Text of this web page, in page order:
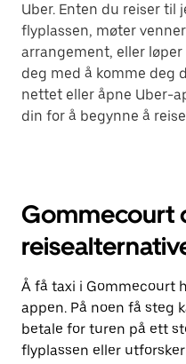
Uber. Enten du reiser til
flyplassen, møter
arrangement, eller
deg med å komme deg
nettet eller åpne Uber-
din for å begynne å
Gommecourt
Å få taxi i Gommecourt
appen. På noen få steg
betale for turen på ett
flyplassen eller